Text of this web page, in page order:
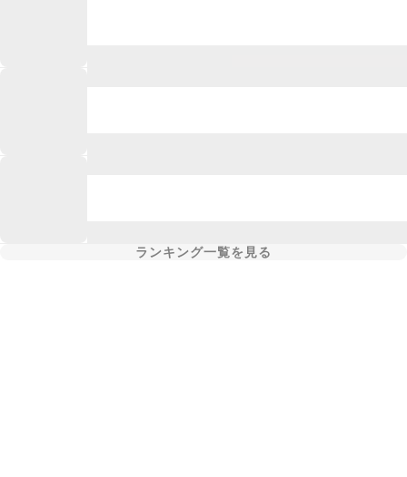
ランキング一覧を見る